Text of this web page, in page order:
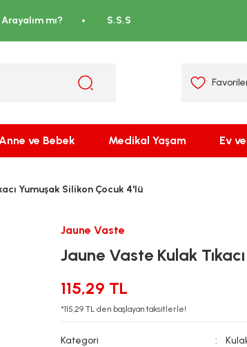
mı? S.S.S
ve Bebek Medikal Yaşam Ev
Yumuşak Silikon Çocuk 4'lü
Jaune Vaste
Jaune Vaste Kulak
115,29 TL
*115,29 TL den başlayan taksitlerle!
Kategori